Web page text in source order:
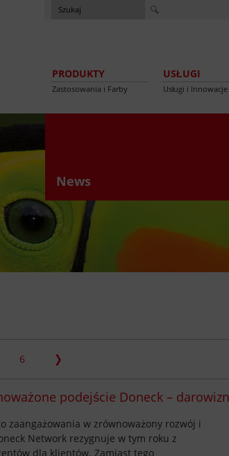
PRODUKTY
Zastosowania i Farby
USŁUGI
Usługi i Innowacje
News
6
podejście Doneck –
zaangażowania w zrównoważony rozwój i
Network rezygnuje w tym roku z
dla klientów. Zamiast tego